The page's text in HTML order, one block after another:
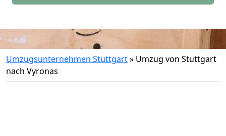
Umzugsunternehmen Stuttgart» Umzug von Stuttgart
nach Vyronas